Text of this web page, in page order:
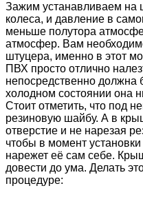
Зажим устанавливаем на
колеса, и давление в
меньше полутора
атмосфер. Вам
штуцера, именно в этот
ПВХ просто отлично
непосредственно должна
холодном состоянии она
Стоит отметить, что под
резиновую шайбу. А в
отверстие и не нарезая
чтобы в момент установки
нарежет её сам себе.
довести до ума. Делать
процедуре: